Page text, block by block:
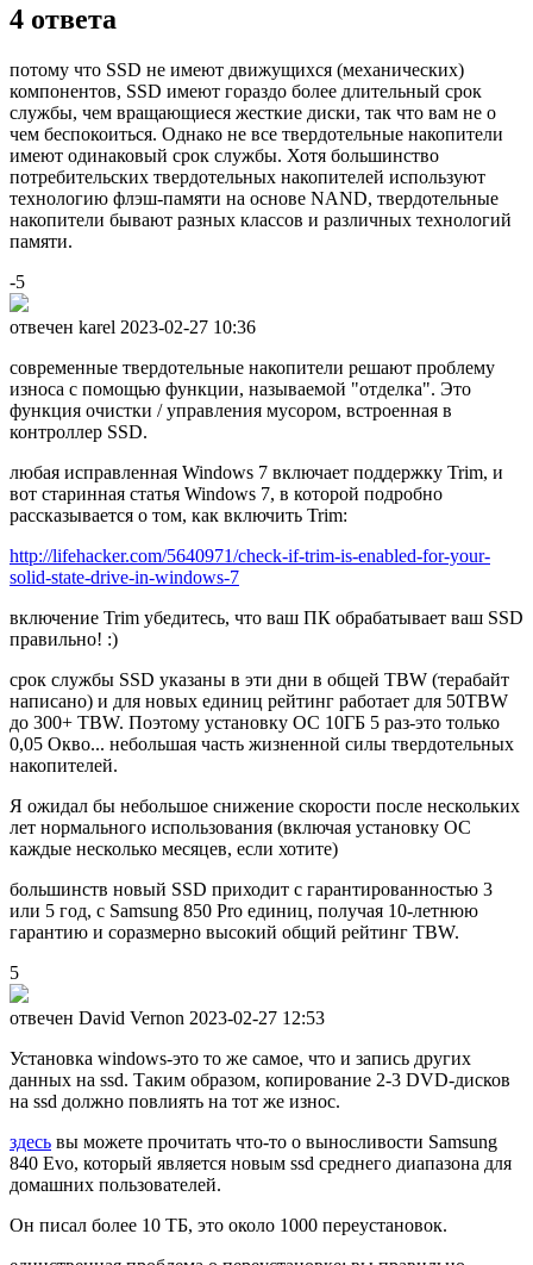
4 ответа
потому что SSD не имеют движущихся (механических)
компонентов, SSD имеют гораздо более длительный срок
службы, чем вращающиеся жесткие диски, так что вам не о
чем беспокоиться. Однако не все твердотельные накопители
имеют одинаковый срок службы. Хотя большинство
потребительских твердотельных накопителей используют
технологию флэш-памяти на основе NAND, твердотельные
накопители бывают разных классов и различных технологий
памяти.
-5
отвечен karel 2023-02-27 10:36
современные твердотельные накопители решают проблему
износа с помощью функции, называемой "отделка". Это
функция очистки / управления мусором, встроенная в
контроллер SSD.
любая исправленная Windows 7 включает поддержку Trim, и
вот старинная статья Windows 7, в которой подробно
рассказывается о том, как включить Trim:
http://lifehacker.com/5640971/check-if-trim-is-enabled-for-your-
solid-state-drive-in-windows-7
включение Trim убедитесь, что ваш ПК обрабатывает ваш SSD
правильно! :)
срок службы SSD указаны в эти дни в общей TBW (терабайт
написано) и для новых единиц рейтинг работает для 50TBW
до 300+ TBW. Поэтому установку ОС 10ГБ 5 раз-это только
0,05 Окво... небольшая часть жизненной силы твердотельных
накопителей.
Я ожидал бы небольшое снижение скорости после нескольких
лет нормального использования (включая установку ОС
каждые несколько месяцев, если хотите)
большинств новый SSD приходит с гарантированностью 3
или 5 год, с Samsung 850 Pro единиц, получая 10-летнюю
гарантию и соразмерно высокий общий рейтинг TBW.
5
отвечен David Vernon 2023-02-27 12:53
Установка windows-это то же самое, что и запись других
данных на ssd. Таким образом, копирование 2-3 DVD-дисков
на ssd должно повлиять на тот же износ.
здесь вы можете прочитать что-то о выносливости Samsung
840 Evo, который является новым ssd среднего диапазона для
домашних пользователей.
Он писал более 10 ТБ, это около 1000 переустановок.